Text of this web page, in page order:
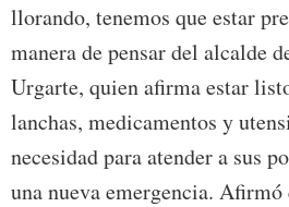
llorando, tenemos que estar
manera de pensar del alcalde
Urgarte, quien afirma estar
lanchas, medicamentos y
necesidad para atender a sus
una nueva emergencia.